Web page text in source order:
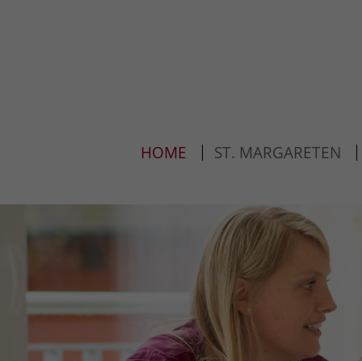
24h
365days
We offer support for our
customers
Mon - Fri 8:00am -
(GMT +1)
HOME ST. MARGARETEN